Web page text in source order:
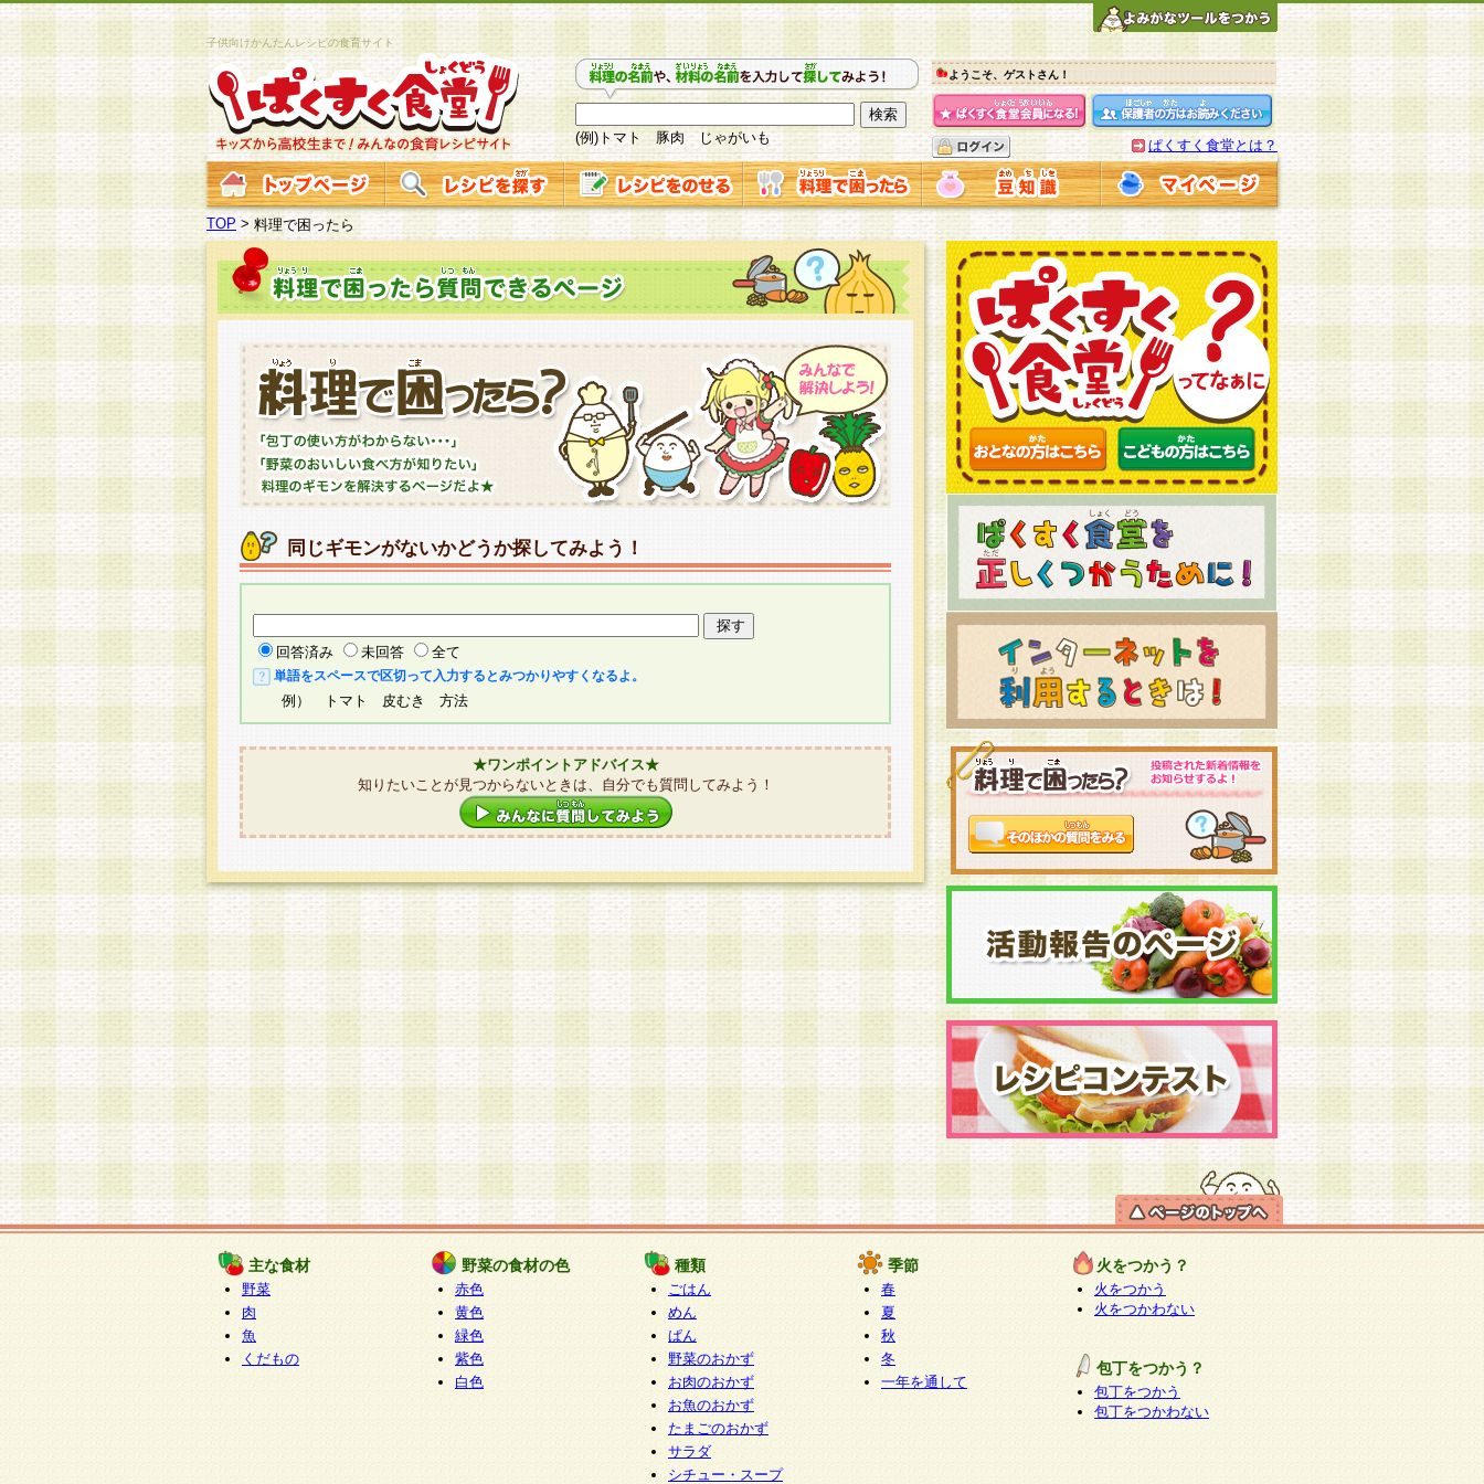
子供向けかんたんレシピの食育サイト
(例)トマト 豚肉 じゃがいも
ようこそ、ゲストさん！
ぱくすく食堂とは？
TOP > 料理で困ったら
同じギモンがないかどうか探してみよう！
回答済み 未回答 全て
単語をスペースで区切って入力するとみつかりやすくなるよ。
例） トマト 皮むき 方法
★ワンポイントアドバイス★
知りたいことが見つからないときは、自分でも質問してみよう！
主な食材
野菜
肉
魚
くだもの
野菜の食材の色
赤色
黄色
緑色
紫色
白色
種類
ごはん
めん
ぱん
野菜のおかず
お肉のおかず
お魚のおかず
たまごのおかず
サラダ
シチュー・スープ
季節
春
夏
秋
冬
一年を通して
火をつかう？
火をつかう
火をつかわない
包丁をつかう？
包丁をつかう
包丁をつかわない